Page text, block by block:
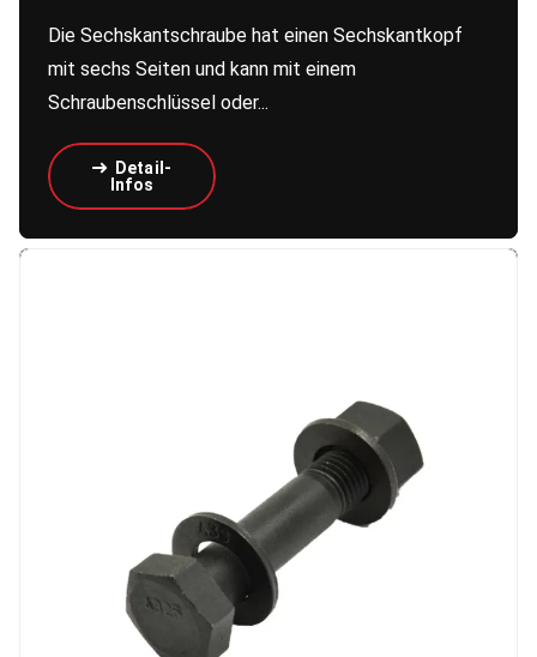
Die Sechskantschraube hat einen Sechskantkopf
mit sechs Seiten und kann mit einem
Schraubenschlüssel oder...
Detail-
Infos